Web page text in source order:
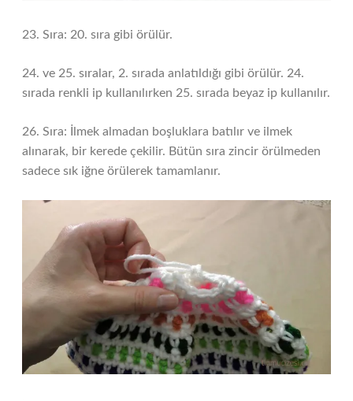
23. Sıra: 20. sıra gibi örülür.
24. ve 25. sıralar, 2. sırada anlatıldığı gibi örülür. 24.
sırada renkli ip kullanılırken 25. sırada beyaz ip kullanılır.
26. Sıra: İlmek almadan boşluklara batılır ve ilmek
alınarak, bir kerede çekilir. Bütün sıra zincir örülmeden
sadece sık iğne örülerek tamamlanır.